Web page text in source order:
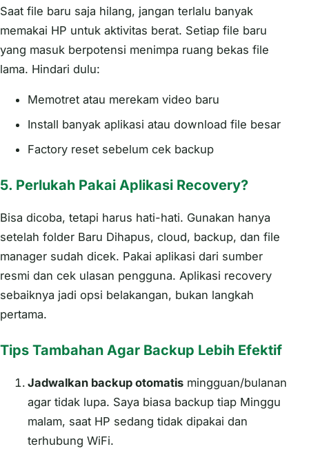
Saat file baru saja hilang, jangan terlalu banyak
memakai HP untuk aktivitas berat. Setiap file baru
yang masuk berpotensi menimpa ruang bekas file
lama. Hindari dulu:
Memotret atau merekam video baru
Install banyak aplikasi atau download file besar
Factory reset sebelum cek backup
5. Perlukah Pakai Aplikasi Recovery?
Bisa dicoba, tetapi harus hati-hati. Gunakan hanya
setelah folder Baru Dihapus, cloud, backup, dan file
manager sudah dicek. Pakai aplikasi dari sumber
resmi dan cek ulasan pengguna. Aplikasi recovery
sebaiknya jadi opsi belakangan, bukan langkah
pertama.
Tips Tambahan Agar Backup Lebih Efektif
Jadwalkan backup otomatis mingguan/bulanan
agar tidak lupa. Saya biasa backup tiap Minggu
malam, saat HP sedang tidak dipakai dan
terhubung WiFi.